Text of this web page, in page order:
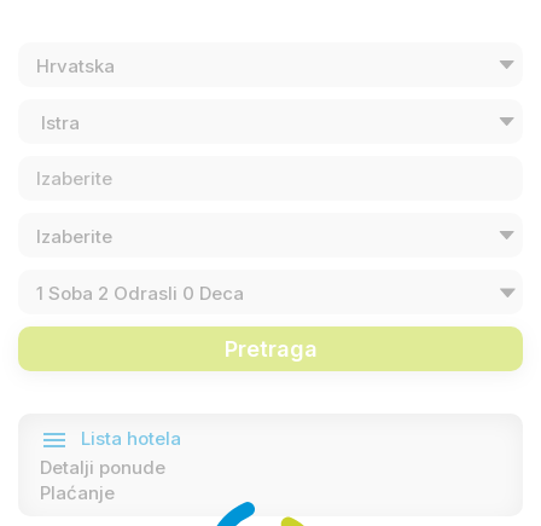
1 Soba 2 Odrasli 0 Deca
Pretraga
Lista hotela
Detalji ponude
Plaćanje